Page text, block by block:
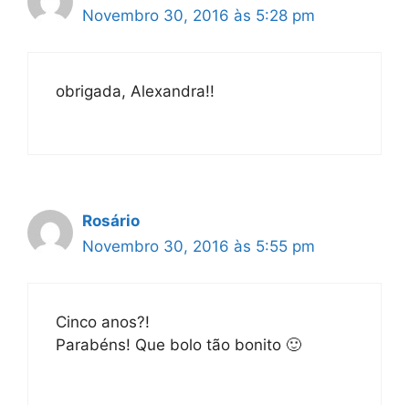
Novembro 30, 2016 às 5:28 pm
obrigada, Alexandra!!
Rosário
Novembro 30, 2016 às 5:55 pm
Cinco anos?!
Parabéns! Que bolo tão bonito 🙂